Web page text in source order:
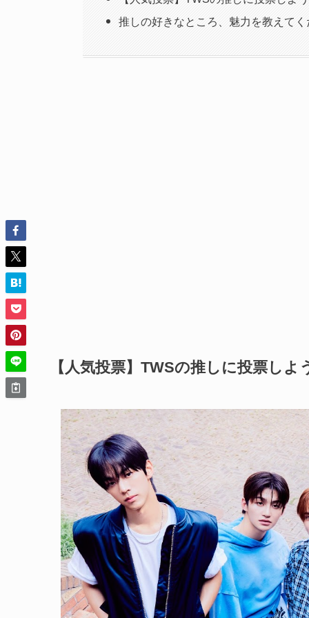
推しの好きなところ、魅力を教えて
【人気投票】TWSの推しに投票しよ